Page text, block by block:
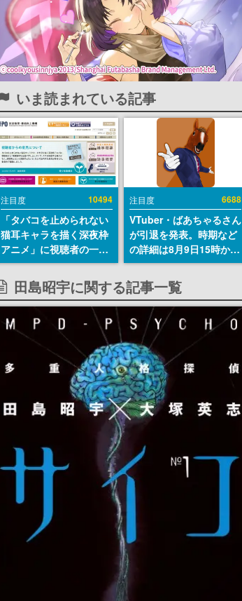
いま読まれている記事
注目度 10494
「タバコを止められない
猫耳キャラを描く深夜枠
アニメ」に視聴者の一部
から批判意見。違法薬物
の使用と思しき描写も含
めて、BPOが議論を交わ
す
注目度 6688
VTuber・ばあちゃるさん
が引退を発表。時期など
の詳細は8月9日15時から
の配信で説明
田島昭宇に関する記事一覧